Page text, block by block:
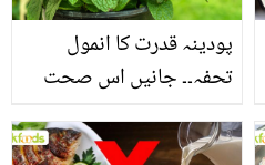
پودینہ قدرت کا انمول
تحفہ۔۔ جانیں اس صحت
بخش پتوں کے 10 حیرت
انگیز طبی فوائد